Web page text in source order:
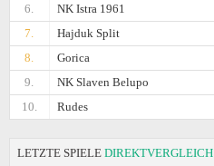
6.
NK Istra 1961
7.
Hajduk Split
8.
Gorica
9.
NK Slaven Belupo
10.
Rudes
LETZTE SPIELE DIREKTVERGLEICH